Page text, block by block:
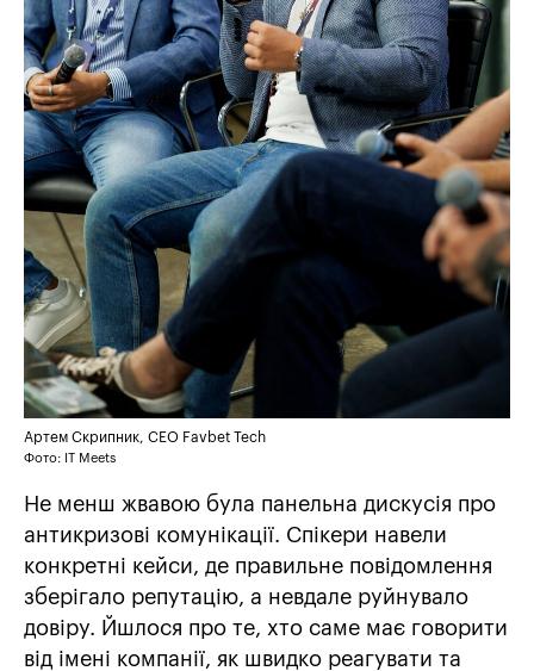
Артем Скрипник, СЕО Favbet Tech
Фото: IT Meets
Не менш жвавою була панельна дискусія про
антикризові комунікації. Спікери навели
конкретні кейси, де правильне повідомлення
зберігало репутацію, а невдале руйнувало
довіру. Йшлося про те, хто саме має говорити
від імені компанії, як швидко реагувати та